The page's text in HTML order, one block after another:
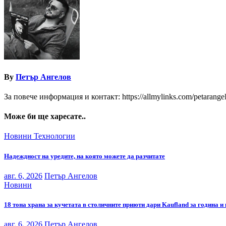
By Петър Ангелов
За повече информация и контакт: https://allmylinks.com/
Може би ще харесате..
Новини Технологии
Надеждност на уредите, на която можете да разчитате
авг. 6, 2026 Петър Ангелов
Новини
18 тона храна за кучетата в столичните приюти дари Kaufland за година и